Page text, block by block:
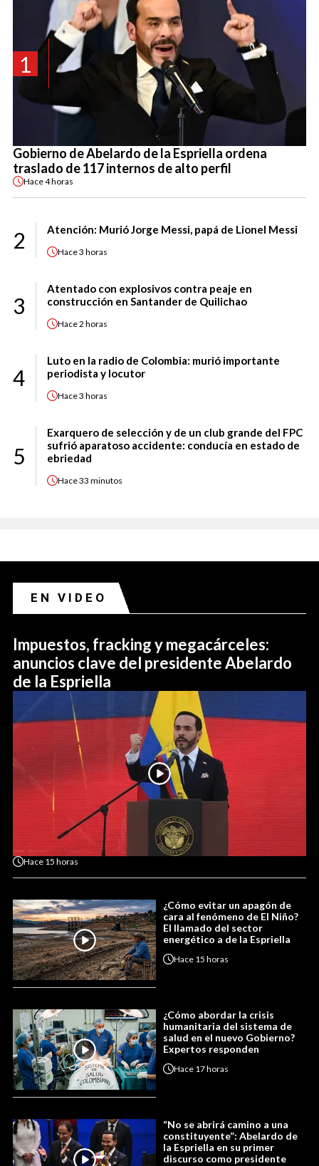
1
Gobierno de Abelardo de la Espriella ordena
traslado de 117 internos de alto perfil
Hace4 horas
2 Atención: Murió Jorge Messi, papá de Lionel Messi
Hace3 horas
3
Atentado con explosivos contra peaje en
construcción en Santander de Quilichao
Hace2 horas
4
Luto en la radio de Colombia: murió importante
periodista y locutor
Hace3 horas
5
Exarquero de selección y de un club grande del FPC
sufrió aparatoso accidente: conducía en estado de
ebriedad
Hace33 minutos
EN VIDEO
Impuestos, fracking y megacárceles:
anuncios clave del presidente Abelardo
de la Espriella
Hace 15 horas
¿Cómo evitar un apagón de
cara al fenómeno de El Niño?
El llamado del sector
energético a de la Espriella
Hace 15 horas
¿Cómo abordar la crisis
humanitaria del sistema de
salud en el nuevo Gobierno?
Expertos responden
Hace 17 horas
“No se abrirá camino a una
constituyente”: Abelardo de
la Espriella en su primer
discurso como presidente